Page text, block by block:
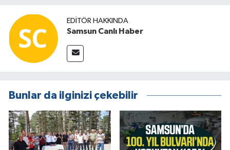
EDITÖR HAKKINDA
Samsun Canlı Haber
Bunlar da ilginizi çekebilir